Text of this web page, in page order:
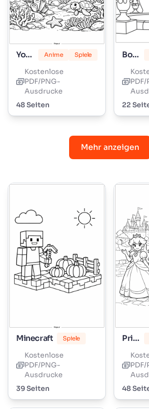
Yoshi Anime Spiele
Kostenlose
PDF/PNG-
Ausdrucke
48 Seiten
Bowser
22
Mehr anzeigen
Minecraft Spiele
Kostenlose
PDF/PNG-
Ausdrucke
39 Seiten
Prinzessin Peach
48